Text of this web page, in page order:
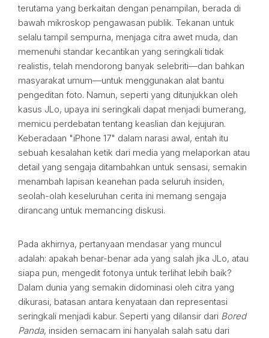
terutama yang berkaitan dengan penampilan, berada di
bawah mikroskop pengawasan publik. Tekanan untuk
selalu tampil sempurna, menjaga citra awet muda, dan
memenuhi standar kecantikan yang seringkali tidak
realistis, telah mendorong banyak selebriti—dan bahkan
masyarakat umum—untuk menggunakan alat bantu
pengeditan foto. Namun, seperti yang ditunjukkan oleh
kasus JLo, upaya ini seringkali dapat menjadi bumerang,
memicu perdebatan tentang keaslian dan kejujuran.
Keberadaan "iPhone 17" dalam narasi awal, entah itu
sebuah kesalahan ketik dari media yang melaporkan atau
detail yang sengaja ditambahkan untuk sensasi, semakin
menambah lapisan keanehan pada seluruh insiden,
seolah-olah keseluruhan cerita ini memang sengaja
dirancang untuk memancing diskusi.
Pada akhirnya, pertanyaan mendasar yang muncul
adalah: apakah benar-benar ada yang salah jika JLo, atau
siapa pun, mengedit fotonya untuk terlihat lebih baik?
Dalam dunia yang semakin didominasi oleh citra yang
dikurasi, batasan antara kenyataan dan representasi
seringkali menjadi kabur. Seperti yang dilansir dari Bored
Panda, insiden semacam ini hanyalah salah satu dari